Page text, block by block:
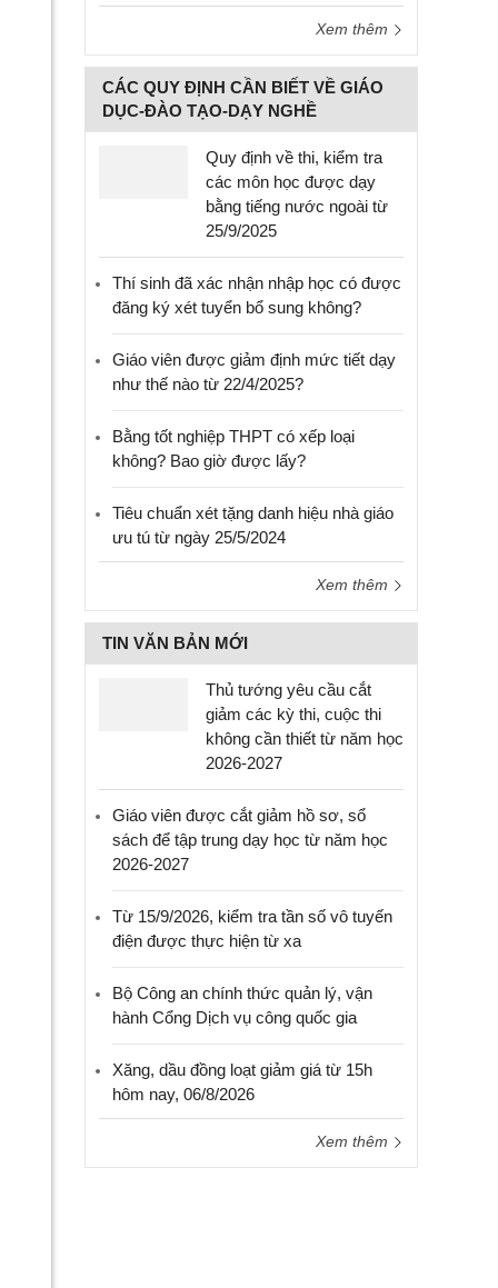
Xem thêm
CÁC QUY ĐỊNH CẦN BIẾT VỀ GIÁO
DỤC-ĐÀO TẠO-DẠY NGHỀ
Quy định về thi, kiểm tra
các môn học được dạy
bằng tiếng nước ngoài từ
25/9/2025
Thí sinh đã xác nhận nhập học có được
đăng ký xét tuyển bổ sung không?
Giáo viên được giảm định mức tiết dạy
như thế nào từ 22/4/2025?
Bằng tốt nghiệp THPT có xếp loại
không? Bao giờ được lấy?
Tiêu chuẩn xét tặng danh hiệu nhà giáo
ưu tú từ ngày 25/5/2024
Xem thêm
TIN VĂN BẢN MỚI
Thủ tướng yêu cầu cắt
giảm các kỳ thi, cuộc thi
không cần thiết từ năm học
2026-2027
Giáo viên được cắt giảm hồ sơ, sổ
sách để tập trung dạy học từ năm học
2026-2027
Từ 15/9/2026, kiểm tra tần số vô tuyến
điện được thực hiện từ xa
Bộ Công an chính thức quản lý, vận
hành Cổng Dịch vụ công quốc gia
Xăng, dầu đồng loạt giảm giá từ 15h
hôm nay, 06/8/2026
Xem thêm